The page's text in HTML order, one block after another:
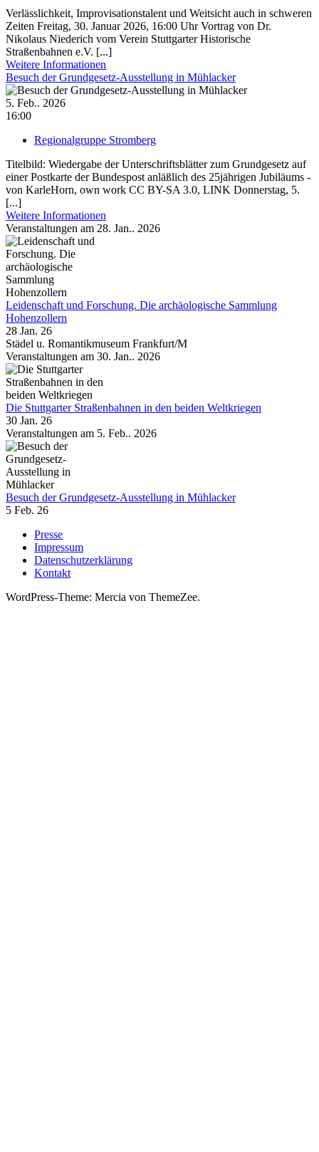
Verlässlichkeit, Improvisationstalent und Weitsicht auch in schweren
Zeiten Freitag, 30. Januar 2026, 16:00 Uhr Vortrag von Dr.
Nikolaus Niederich vom Verein Stuttgarter Historische
Straßenbahnen e.V. [...]
Weitere Informationen
Besuch der Grundgesetz-Ausstellung in Mühlacker
5. Feb.. 2026
16:00
Regionalgruppe Stromberg
Titelbild: Wiedergabe der Unterschriftsblätter zum Grundgesetz auf
einer Postkarte der Bundespost anläßlich des 25jährigen Jubiläums -
von KarleHorn, own work CC BY-SA 3.0, LINK Donnerstag, 5.
[...]
Weitere Informationen
Veranstaltungen am 28. Jan.. 2026
Leidenschaft und Forschung. Die archäologische Sammlung
Hohenzollern
28 Jan. 26
Städel u. Romantikmuseum Frankfurt/M
Veranstaltungen am 30. Jan.. 2026
Die Stuttgarter Straßenbahnen in den beiden Weltkriegen
30 Jan. 26
Veranstaltungen am 5. Feb.. 2026
Besuch der Grundgesetz-Ausstellung in Mühlacker
5 Feb. 26
Presse
Impressum
Datenschutzerklärung
Kontakt
WordPress-Theme: Mercia von ThemeZee.